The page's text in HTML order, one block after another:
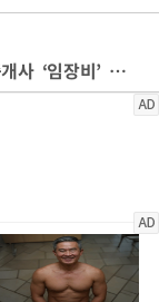
"집만 보러 갔는데도 비용 청구"…공인중개사 ‘임장비’ 추진 논란